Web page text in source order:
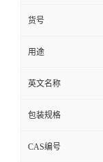
货号
用途
英文名称
包装规格
CAS编号